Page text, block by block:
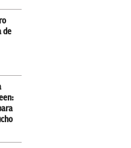
de